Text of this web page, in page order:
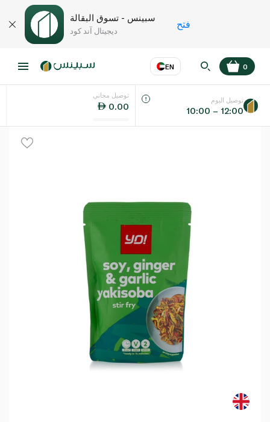
سبينس - تسوق البقالة
ديجيتال آند كود
فتح
EN
اللغة عر
0
توصيل مجاني
0.00
توصيل اليوم
10:00 – 12:00